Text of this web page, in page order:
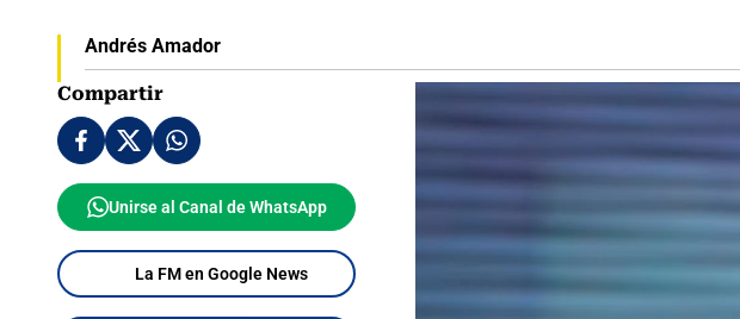
Andrés Amador
Compartir
Unirse al Canal de WhatsApp
La FM en Google News